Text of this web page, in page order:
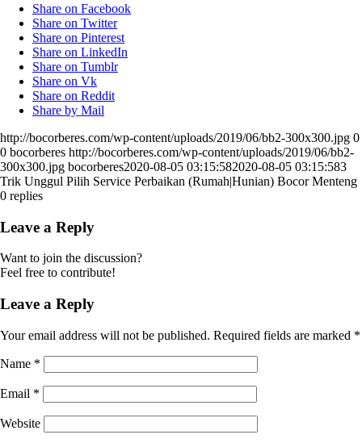
Share on Facebook
Share on Twitter
Share on Pinterest
Share on LinkedIn
Share on Tumblr
Share on Vk
Share on Reddit
Share by Mail
http://bocorberes.com/wp-content/uploads/2019/06/bb2-300x300.jpg 0
0 bocorberes http://bocorberes.com/wp-content/uploads/2019/06/bb2-
300x300.jpg bocorberes2020-08-05 03:15:582020-08-05 03:15:583
Trik Unggul Pilih Service Perbaikan (Rumah|Hunian) Bocor Menteng
0 replies
Leave a Reply
Want to join the discussion?
Feel free to contribute!
Leave a Reply
Your email address will not be published. Required fields are marked *
Name *
Email *
Website